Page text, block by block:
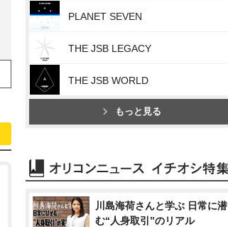
PLANET SEVEN
THE JSB LEGACY
THE JSB WORLD
もっと見る
川島海荷さんと学ぶ 日常に潜
む“人身取引”のリアル